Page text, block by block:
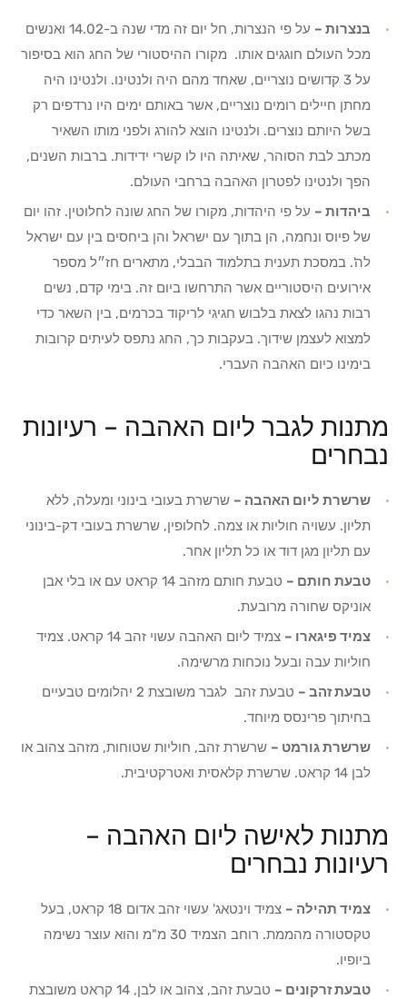
בנצרות –
על פי הנצרות, חל יום זה מדי שנה ב-14.02 ואנשים
מכל העולם חוגגים אותו. מקורו ההיסטורי של החג הוא בסיפור
על 3 קדושים נוצריים, שאחד מהם היה ולנטינו. ולנטינו היה
מחתן חיילים רומים נוצריים, אשר באותם ימים היו נרדפים רק
בשל היותם נוצרים. ולנטינו הוצא להורג ולפני מותו השאיר
מכתב לבת הסוהר, שאיתה היו לו קשרי ידידות. ברבות השנים,
הפך ולנטינו לפטרון האהבה ברחבי העולם.
ביהדות – על פי היהדות, מקורו של החג שונה לחלוטין. זהו יום
של פיוס ונחמה, הן בתוך עם ישראל והן ביחסים בין עם ישראל
לה'. במסכת תענית בתלמוד הבבלי, מתארים חז״ל מספר
אירועים היסטוריים אשר התרחשו ביום זה. בימי קדם, נשים
רבות נהגו לצאת בלבוש חגיגי לריקוד בכרמים, בין השאר כדי
למצוא לעצמן שידוך. בעקבות כך, החג נתפס לעיתים קרובות
בימינו כיום האהבה העברי.
מתנות לגבר ליום האהבה – רעיונות
נבחרים
שרשרת ליום האהבה – שרשרת בעובי בינוני ומעלה, ללא
תליון. עשויה חוליות או צמה. לחלופין, שרשרת בעובי דק-בינוני
עם תליון מגן דוד או כל תליון אחר.
טבעת חותם –
טבעת חותם מזהב 14 קראט עם או בלי אבן
אוניקס שחורה מרובעת.
צמיד פיגארו –
צמיד ליום האהבה עשוי זהב 14 קראט. צמיד
חוליות עבה ובעל נוכחות מרשימה.
טבעת זהב –
טבעת זהב לגבר משובצת 2 יהלומים טבעיים
בחיתוך פרינסס מיוחד.
שרשרת גורמט – שרשרת זהב, חוליות שטוחות, מזהב צהוב או
לבן 14 קראט. שרשרת קלאסית ואטרקטיבית.
מתנות לאישה ליום האהבה –
רעיונות נבחרים
צמיד תהילה –
צמיד וינטאג' עשוי זהב אדום 18 קראט, בעל
טקסטורה מהממת. רוחב הצמיד 30 מ"מ והוא עוצר נשימה
ביופיו.
טבעת זרקונים –
טבעת זהב, צהוב או לבן, 14 קראט משובצת